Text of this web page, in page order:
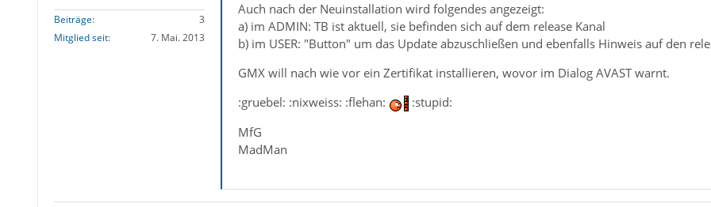
Beiträge
3
Mitglied seit
7. Mai. 2013
Auch nach der Neuinstallation wird folgendes angezeigt:
a) im ADMIN: TB ist aktuell, sie befinden sich auf dem release Kanal
b) im USER: "Button" um das Update abzuschließen und ebenfalls Hinweis auf den
GMX will nach wie vor ein Zertifikat installieren, wovor im Dialog AVAST warnt.
:gruebel: :nixweiss: :flehan:
:stupid:
MfG
MadMan